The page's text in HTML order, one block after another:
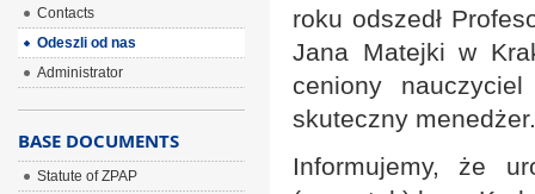
roku odszedł
Jana Matejki w
ceniony
skuteczny menedżer.
Informujemy, że
Contacts
Odeszli od nas
Administrator
BASE DOCUMENTS
Statute of ZPAP